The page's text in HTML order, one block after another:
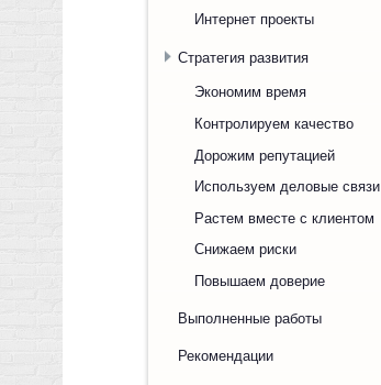
Интернет проекты
Стратегия развития
Экономим время
Контролируем качество
Дорожим репутацией
Используем деловые связи
Растем вместе с клиентом
Снижаем риски
Повышаем доверие
Выполненные работы
Рекомендации